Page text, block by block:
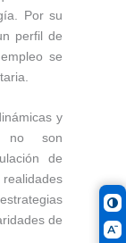
Por su
perfil de
se
y
no son
de
de